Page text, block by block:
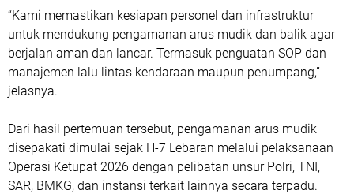
“Kami memastikan kesiapan personel dan infrastruktur
untuk mendukung pengamanan arus mudik dan balik agar
berjalan aman dan lancar. Termasuk penguatan SOP dan
manajemen lalu lintas kendaraan maupun penumpang,”
jelasnya.
Dari hasil pertemuan tersebut, pengamanan arus mudik
disepakati dimulai sejak H-7 Lebaran melalui pelaksanaan
Operasi Ketupat 2026 dengan pelibatan unsur Polri, TNI,
SAR, BMKG, dan instansi terkait lainnya secara terpadu.